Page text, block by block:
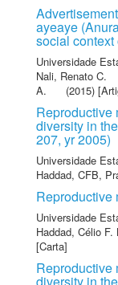
ayeaye
social context
Universidade
Nali, Renato C.
A.
(2015)
Reproductive
diversity in
207, yr 2005)
Universidade
Haddad, CFB,
Reproductive
Universidade
Haddad, Célio F.
[Carta]
Reproductive